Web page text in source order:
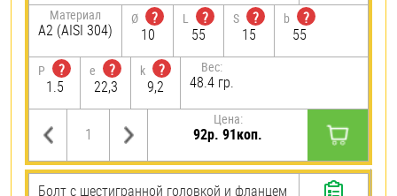
Материал
А2 (AISI 304)
Ø
?
10
L
?
55
S
?
15
b
?
55
P
?
1.5
e
?
22,3
k
?
9,2
Вес:
48.4 гр.
Цена:
92р. 91коп.
Болт с шестигранной головкой и фланцем